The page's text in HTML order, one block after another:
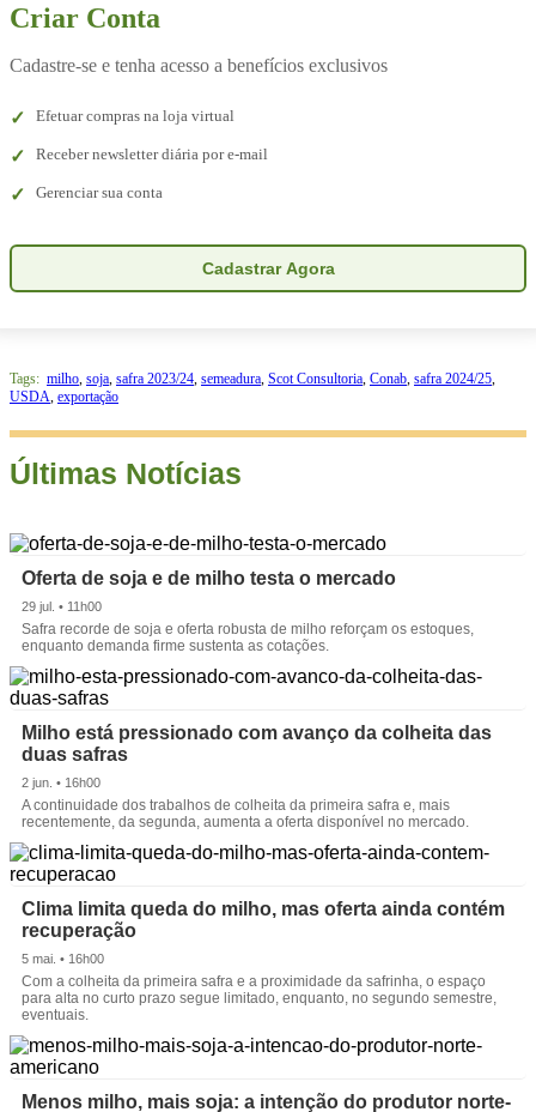
Criar Conta
Cadastre-se e tenha acesso a benefícios exclusivos
Efetuar compras na loja virtual
Receber newsletter diária por e-mail
Gerenciar sua conta
Cadastrar Agora
Tags: milho, soja, safra 2023/24, semeadura, Scot Consultoria, Conab, safra 2024/25,
USDA, exportação
Últimas Notícias
Oferta de soja e de milho testa o mercado
29 jul. • 11h00
Safra recorde de soja e oferta robusta de milho reforçam os estoques,
enquanto demanda firme sustenta as cotações.
Milho está pressionado com avanço da colheita das
duas safras
2 jun. • 16h00
A continuidade dos trabalhos de colheita da primeira safra e, mais
recentemente, da segunda, aumenta a oferta disponível no mercado.
Clima limita queda do milho, mas oferta ainda contém
recuperação
5 mai. • 16h00
Com a colheita da primeira safra e a proximidade da safrinha, o espaço
para alta no curto prazo segue limitado, enquanto, no segundo semestre,
eventuais.
Menos milho, mais soja: a intenção do produtor norte-